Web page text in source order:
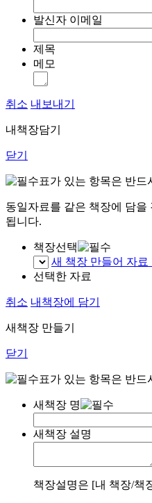
발신자 이메일
제목
메모
취소 내보내기
내책장담기
닫기
표가 있는 항목은 반드
동일자료를 같은 책장에 담을
됩니다.
책장선택
새 책장 만들어 자료
선택한 자료
취소 내책장에 담기
새책장 만들기
닫기
표가 있는 항목은 반드
새책장 명
새책장 설명
책장설명은 [내 책장/책